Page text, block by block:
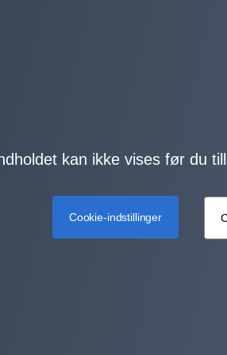
kan ikke vises før du
Cookie-indstillinger